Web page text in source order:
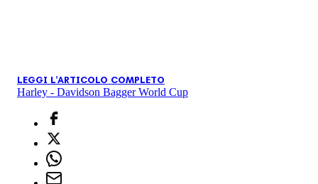
LEGGI L'ARTICOLO COMPLETO
Harley - Davidson Bagger World Cup